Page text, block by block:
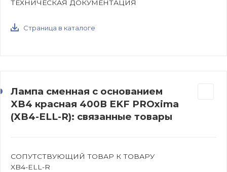
ТЕХНИЧЕСКАЯ ДОКУМЕНТАЦИЯ
Страница в каталоге
Лампа сменная c основанием
XB4 красная 400В EKF PROxima
(XB4-ELL-R): связанные товары
СОПУТСТВУЮЩИЙ ТОВАР К ТОВАРУ
XB4-ELL-R